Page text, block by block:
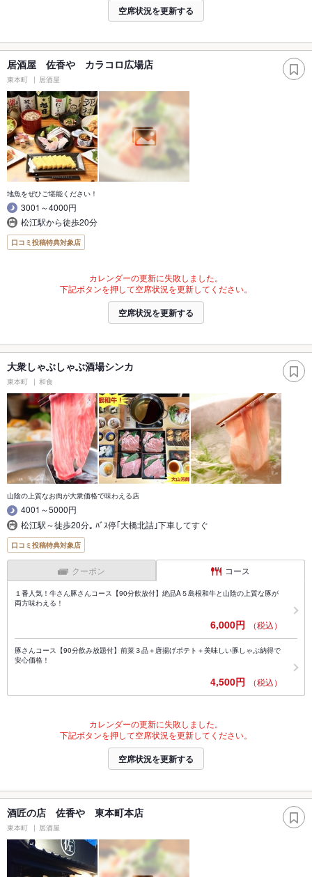
空席状況を更新する
居酒屋 佐香や カラコロ広場店
東本町 居酒屋
地魚をぜひご堪能ください！
3001～4000円
松江駅から徒歩20分
口コミ投稿特典対象店
カレンダーの更新に失敗しました。
下記ボタンを押して空席状況を更新してください。
空席状況を更新する
大衆しゃぶしゃぶ酒場シンカ
東本町 和食
山陰の上質なお肉が大衆価格で味わえる店
4001～5000円
松江駅～徒歩20分｡ ﾊﾞｽ停｢大橋北詰｣下車してすぐ
口コミ投稿特典対象店
クーポン コース
１番人気！牛さん豚さんコース【90分飲放付】絶品A５島根和牛と山陰の上質な豚が
両方味わえる！
6,000円 （税込）
豚さんコース【90分飲み放題付】前菜３品＋唐揚げポテト＋美味しい豚しゃぶ納得で
安心価格！
4,500円 （税込）
カレンダーの更新に失敗しました。
下記ボタンを押して空席状況を更新してください。
空席状況を更新する
酒匠の店 佐香や 東本町本店
東本町 居酒屋